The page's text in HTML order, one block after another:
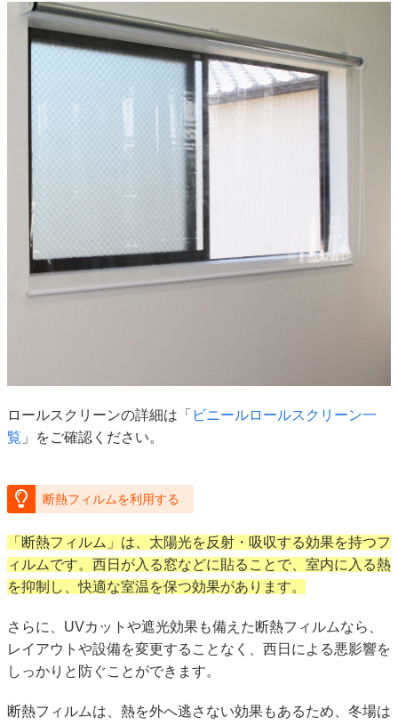
ロールスクリーンの詳細は「 ビニールロールスクリーン一
覧 」をご確認ください。
断熱フィルムを利用する
「断熱フィルム」は、太陽光を反射・吸収する効果を持つフ
ィルムです。西日が入る窓などに貼ることで、室内に入る熱
を抑制し、快適な室温を保つ効果があります。
さらに、UVカットや遮光効果も備えた断熱フィルムなら、
レイアウトや設備を変更することなく、西日による悪影響を
しっかりと防ぐことができます。
断熱フィルムは、熱を外へ逃さない効果もあるため、冬場は